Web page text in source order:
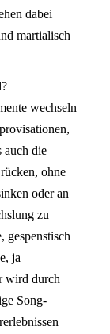
dabei
martialisch
wechseln
auch die
ohne
oder an
zu
gespenstisch
ja
wird durch
Song-